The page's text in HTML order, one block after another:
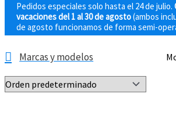
Pedidos especiales solo hasta el 24 de julio.
vacaciones del 1 al 30 de agosto(ambos
de agosto funcionamos de forma semi-
Marcas y modelos